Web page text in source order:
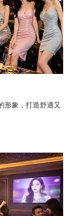
形象，打造舒適又